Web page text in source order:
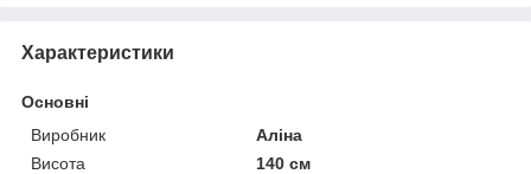
Характеристики
Основні
Виробник
Аліна
Висота
140 см